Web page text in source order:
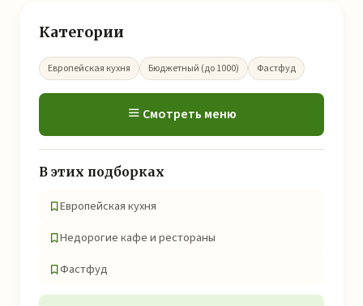
Категории
Европейская кухня Бюджетный (до 1000) Фастфуд
Смотреть меню
В этих подборках
Европейская кухня
Недорогие кафе и рестораны
Фастфуд